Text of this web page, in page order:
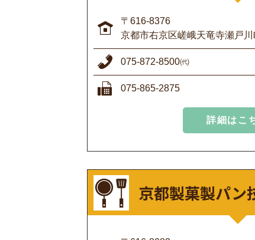
〒616-8376
京都市右京区嵯峨天竜寺瀬戸
075-872-8500㈹
075-865-2875
詳細はこ
京都製菓製パン